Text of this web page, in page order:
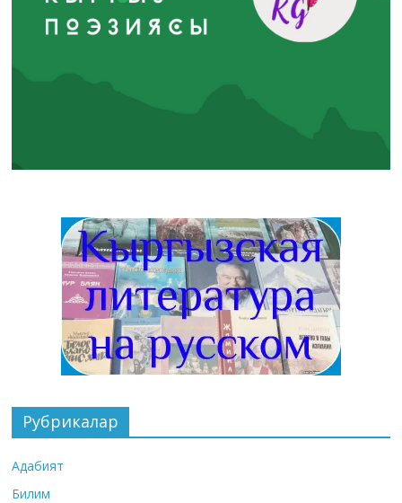
Рубрикалар
Адабият
Билим